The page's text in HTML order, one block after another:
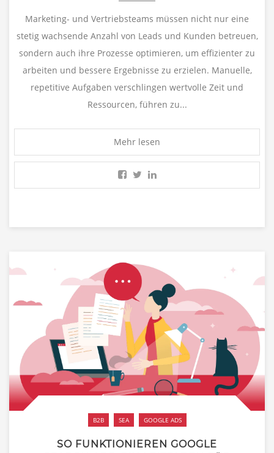
Marketing- und Vertriebsteams müssen nicht nur eine
stetig wachsende Anzahl von Leads und Kunden betreuen,
sondern auch ihre Prozesse optimieren, um effizienter zu
arbeiten und bessere Ergebnisse zu erzielen. Manuelle,
repetitive Aufgaben verschlingen wertvolle Zeit und
Ressourcen, führen zu...
Mehr lesen
B2B SEA GOOGLE ADS
SO FUNKTIONIEREN GOOGLE